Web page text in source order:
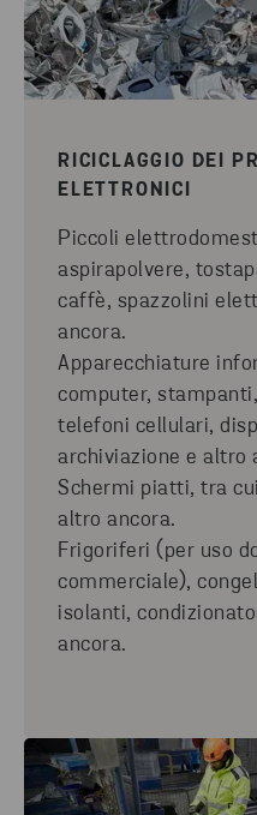
RICICLAGGIO DEI
ELETTRONICI
Piccoli
aspirapolvere,
caffè, spazzolini
ancora.
Apparecchiature
computer,
telefoni cellulari,
archiviazione e altro
Schermi piatti, tra
altro ancora.
Frigoriferi (per uso
commerciale),
isolanti,
ancora.